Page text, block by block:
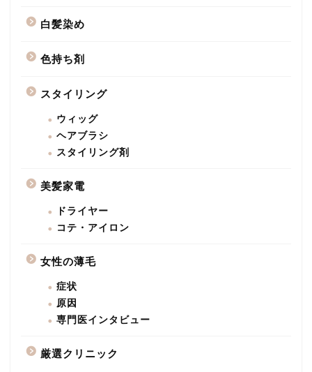
白髪染め
色持ち剤
スタイリング
ウィッグ
ヘアブラシ
スタイリング剤
美髪家電
ドライヤー
コテ・アイロン
女性の薄毛
症状
原因
専門医インタビュー
厳選クリニック